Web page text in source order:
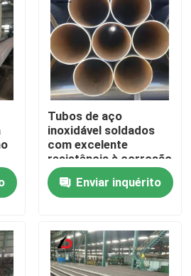
Tubos de aço
inoxidável soldados
com excelente
resistência à corrosão
adequados para
sistemas de
abastecimento de
Enviar inquérito